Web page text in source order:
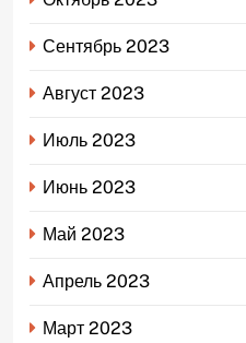
Сентябрь 2023
Август 2023
Июль 2023
Июнь 2023
Май 2023
Апрель 2023
Март 2023